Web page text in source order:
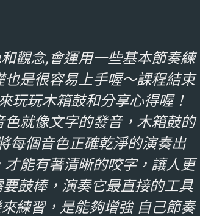
觀念,會運用一些基本節奏練
是很容易上手喔～課程結束
玩玩木箱鼓和分享心得喔！
就像文字的發音，木箱鼓的
每個音色正確乾淨的演奏出
能有著清晰的咬字，讓人更
鼓棒，演奏它最直接的工具
練習，是能夠增強 自己節奏